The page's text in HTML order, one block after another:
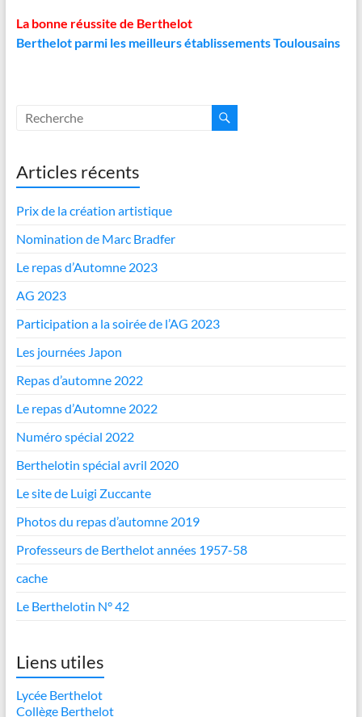
La bonne réussite de Berthelot
Berthelot parmi les meilleurs établissements Toulousains
Articles récents
Prix de la création artistique
Nomination de Marc Bradfer
Le repas d’Automne 2023
AG 2023
Participation a la soirée de l’AG 2023
Les journées Japon
Repas d’automne 2022
Le repas d’Automne 2022
Numéro spécial 2022
Berthelotin spécial avril 2020
Le site de Luigi Zuccante
Photos du repas d’automne 2019
Professeurs de Berthelot années 1957-58
cache
Le Berthelotin N° 42
Liens utiles
Lycée Berthelot
Collège Berthelot